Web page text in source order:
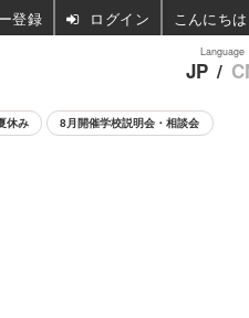
Language
JP /
休み 8月開催学校説明会・相談会
ログイン こんにち